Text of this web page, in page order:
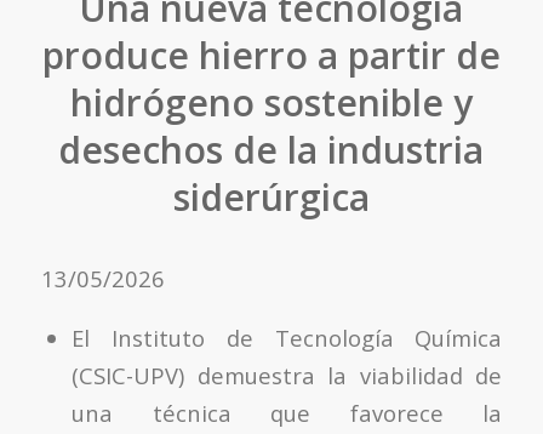
produce hierro a partir de
hidrógeno sostenible y
desechos de la industria
siderúrgica
13/05/2026
El Instituto de Tecnología Química
(CSIC-UPV) demuestra la viabilidad de
una técnica que favorece la